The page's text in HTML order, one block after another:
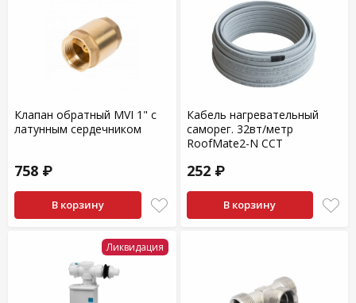
Клапан обратный MVI 1" с
латунным сердечником
758 ₽
В корзину
Кабель нагревательный
саморег. 32вт/метр
RoofMate2-N ССТ
252 ₽
В корзину
Ликвидация